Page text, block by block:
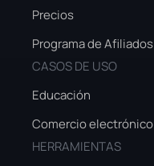
Precios
Programa de Afiliados
CASOS DE USO
Educación
Comercio electrónico
HERRAMIENTAS